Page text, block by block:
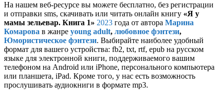
На нашем веб-ресурсе вы можете бесплатно, без регистрации
и отправки sms, скачивать или читать онлайн книгу «Я у
мамы зельевар. Книга 1» 2023 года от автора Марина
Комарова в жанре young adult, любовное фэнтези,
Юмористическое фэнтези. Выбирайте наиболее удобный
формат для вашего устройства: fb2, txt, rtf, epub на русском
языке для электронной книги, поддерживаемого вашим
телефоном на Android или iPhone, персонального компьютера
или планшета, iPad. Кроме того, у нас есть возможность
прослушивать аудиокниги в формате mp3.